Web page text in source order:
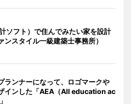
ソフト）で住んでみたい家を設計
ンスタイル一級建築士事務所）
ランナーになって、ロゴマークや
インした「AEA（All education ac